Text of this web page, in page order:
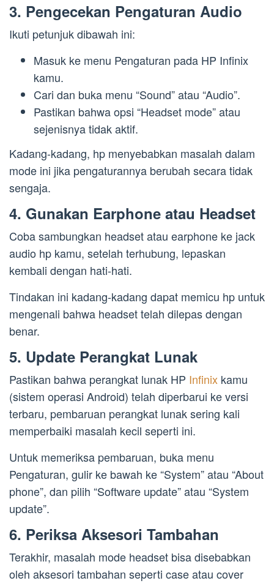
3. Pengecekan Pengaturan Audio
Ikuti petunjuk dibawah ini:
Masuk ke menu Pengaturan pada HP Infinix
kamu.
Cari dan buka menu “Sound” atau “Audio”.
Pastikan bahwa opsi “Headset mode” atau
sejenisnya tidak aktif.
Kadang-kadang, hp menyebabkan masalah dalam
mode ini jika pengaturannya berubah secara tidak
sengaja.
4. Gunakan Earphone atau Headset
Coba sambungkan headset atau earphone ke jack
audio hp kamu, setelah terhubung, lepaskan
kembali dengan hati-hati.
Tindakan ini kadang-kadang dapat memicu hp untuk
mengenali bahwa headset telah dilepas dengan
benar.
5. Update Perangkat Lunak
Pastikan bahwa perangkat lunak HP Infinix kamu
(sistem operasi Android) telah diperbarui ke versi
terbaru, pembaruan perangkat lunak sering kali
memperbaiki masalah kecil seperti ini.
Untuk memeriksa pembaruan, buka menu
Pengaturan, gulir ke bawah ke “System” atau “About
phone”, dan pilih “Software update” atau “System
update”.
6. Periksa Aksesori Tambahan
Terakhir, masalah mode headset bisa disebabkan
oleh aksesori tambahan seperti case atau cover